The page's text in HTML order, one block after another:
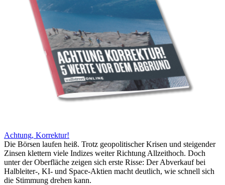
Achtung, Korrektur!
Die Börsen laufen heiß. Trotz geopolitischer Krisen und steigender
Zinsen klettern viele Indizes weiter Richtung Allzeithoch. Doch
unter der Oberfläche zeigen sich erste Risse: Der Abverkauf bei
Halbleiter-, KI- und Space-Aktien macht deutlich, wie schnell sich
die Stimmung drehen kann.